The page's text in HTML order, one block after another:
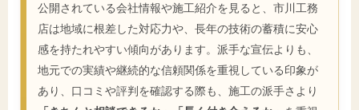
公開されている会社情報や施工紹介を見ると、市川工務
店は地域に根差した対応力や、長年の技術の蓄積に安心
感を持たれやすい傾向があります。派手な宣伝よりも、
地元での実績や継続的な信頼関係を重視している印象が
あり、口コミや評判を確認する際も、施工の派手さより